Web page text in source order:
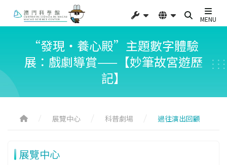
MENU
“發現‧養心殿”主題數字體驗
展：戲劇導賞——【妙筆故宮遊歷
記】
展覽中心 科普劇場 過往演出回顧
展覽中心